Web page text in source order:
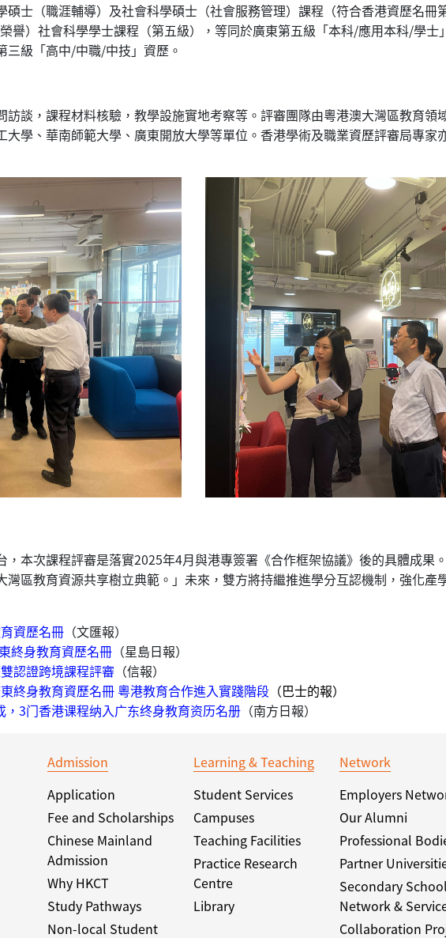
士（職涯輔導）及社會科學碩士（社會服務管理）課程（符合香港資歷名冊
譽）社會科學學士課程（第五級），等同於廣東第五級「本科/應用本科/學士
三級「高中/中職/中技」資歷。
談，課程材料核驗，教學設施實地考察等。評審團隊由粵港澳大灣區教育領
學、華南師範大學、廣東開放大學等單位。香港學術及職業資歷評審局專家
本次課程評審是落實2025年4月與港專簽署《合作框架協議》後的具體成果
區教育資源共享樹立典範。」未來，雙方將持繼推進學分互認機制，強化產
資歷名冊 （文匯報）
終身教育資歷名冊 （星島日報）
認證跨境課程評審 （信報）
終身教育資歷名冊 粵港教育合作進入實踐階段 （巴士的報）
3门香港课程纳入广东终身教育资历名册 （南方日報）
Admission
Application
Fee and Scholarships
Chinese Mainland
Admission
Why HKCT
Study Pathways
Non-local Student
Learning & Teaching
Student Services
Campuses
Teaching Facilities
Practice Research
Centre
Library
Network
Employers
Our Alumni
Professional
Partner
Secondary School
Network &
Collaboration